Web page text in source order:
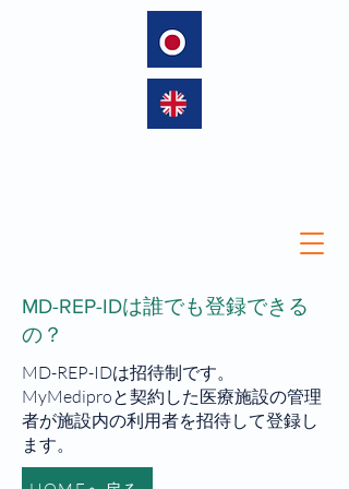
MD-REP-IDは誰でも登録できる
の？
MD-REP-IDは招待制です。
MyMediproと契約した医療施設の管理
者が施設内の利用者を招待して登録し
ます。